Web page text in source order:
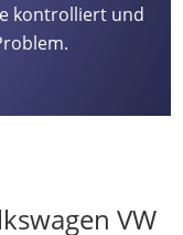
kontrolliert und
VW